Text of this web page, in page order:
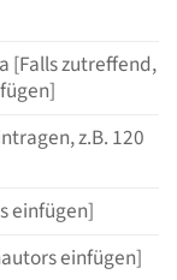
[Falls zutreffend,
z.B. 120
einfügen]
einfügen]